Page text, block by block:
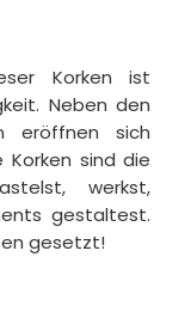
Korken ist
Neben den
eröffnen sich
Korken sind die
werkst,
gestaltest.
gesetzt!